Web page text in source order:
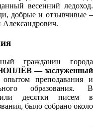
весенний ледоход.
добрые и отзывчивые –
гражданин города
— заслуженный
преподавания и
образования. В
десятки писем в
было собрано около